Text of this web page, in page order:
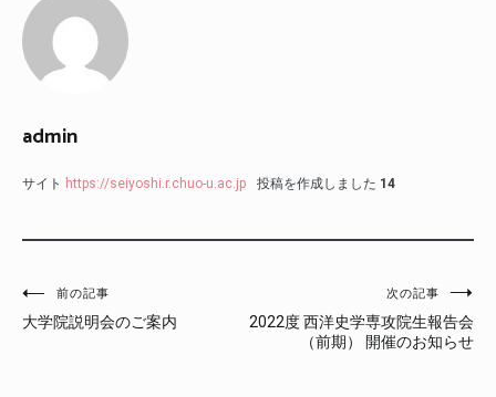
admin
サイト https://seiyoshi.r.chuo-u.ac.jp 投稿を作成しました 14
投
稿
前の記事
大学院説明会のご案内
次の記事
2022度 西洋史学専攻院生報告会
（前期） 開催のお知らせ